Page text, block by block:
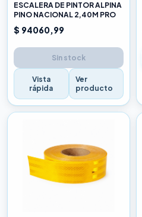
ESCALERA DE PINTOR ALPINA
PINO NACIONAL 2,40M PRO
$ 94060,99
Sin stock
Vista
rápida
Ver
producto